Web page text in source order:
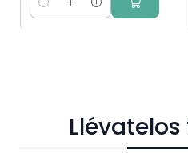
Cantidad